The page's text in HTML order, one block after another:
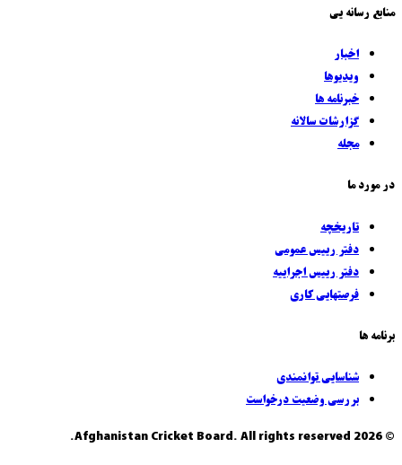
منابع رسانه يی
اخبار
ويديوها
خبرنامه ها
گزارشات سالانه
مجله
در مورد ما
تاريخچه
دفتر رييس عمومی
دفتر رييس اجراييه
فرصتهایی کاری
برنامه ها
شناسایی توانمندی
بررسی وضعیت درخواست
© 2026 Afghanistan Cricket Board. All rights reserved.